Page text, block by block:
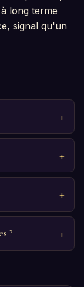
long terme
signal qu'un
?